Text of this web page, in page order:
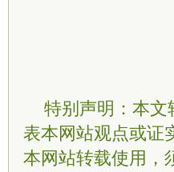
特别声明：本文
表本网站观点或证
本网站转载使用，